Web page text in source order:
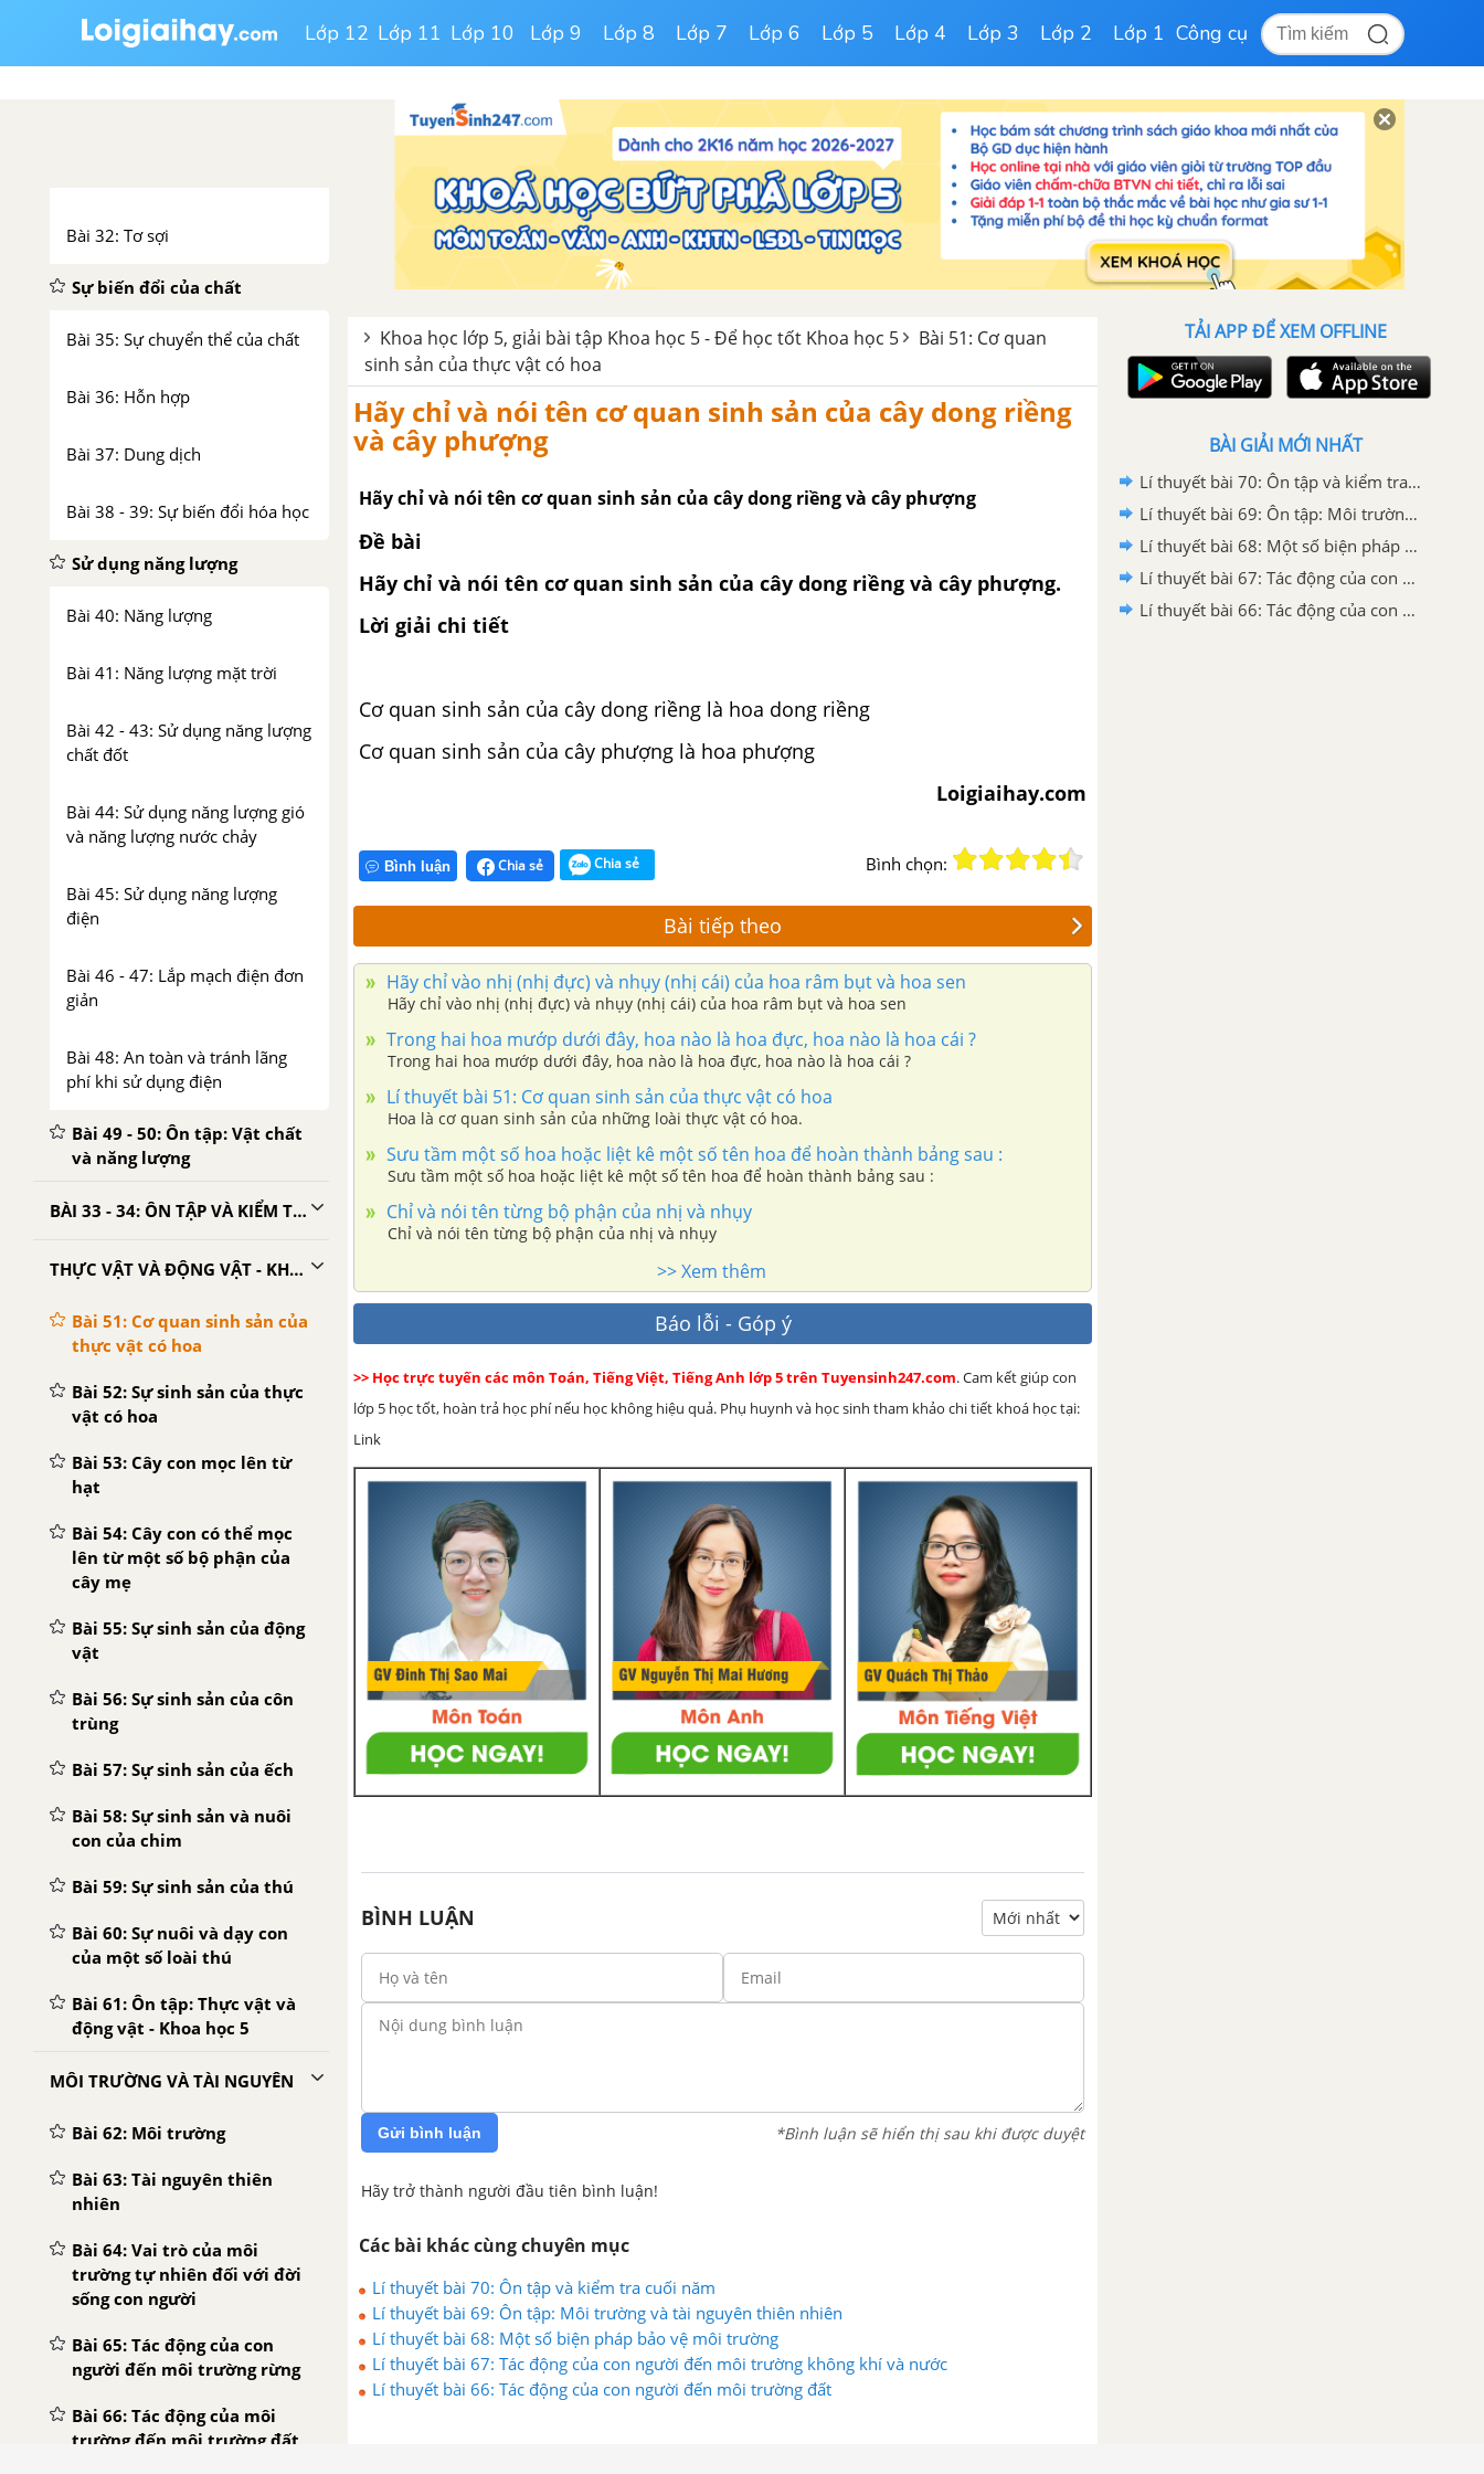
Lớp 12 Lớp 11 Lớp 10 Lớp 9 Lớp 8 Lớp 7 Lớp 6 Lớp 5 Lớp 4 Lớp 3 Lớp 2 Lớp 1 Công cụ
Bài 29: Thủy tinh
Bài 32: Tơ sợi
Sự biến đổi của chất
Bài 35: Sự chuyển thể của chất
Bài 36: Hỗn hợp
Bài 37: Dung dịch
Bài 38 - 39: Sự biến đổi hóa học
Sử dụng năng lượng
Bài 40: Năng lượng
Bài 41: Năng lượng mặt trời
Bài 42 - 43: Sử dụng năng lượng
chất đốt
Bài 44: Sử dụng năng lượng gió
và năng lượng nước chảy
Bài 45: Sử dụng năng lượng
điện
Bài 46 - 47: Lắp mạch điện đơn
giản
Bài 48: An toàn và tránh lãng
phí khi sử dụng điện
Bài 49 - 50: Ôn tập: Vật chất
và năng lượng
BÀI 33 - 34: ÔN TẬP VÀ KIỂM TRA HỌC KÌ I
THỰC VẬT VÀ ĐỘNG VẬT - KHOA HỌC 5
Bài 51: Cơ quan sinh sản của
thực vật có hoa
Bài 52: Sự sinh sản của thực
vật có hoa
Bài 53: Cây con mọc lên từ
hạt
Bài 54: Cây con có thể mọc
lên từ một số bộ phận của
cây mẹ
Bài 55: Sự sinh sản của động
vật
Bài 56: Sự sinh sản của côn
trùng
Bài 57: Sự sinh sản của ếch
Bài 58: Sự sinh sản và nuôi
con của chim
Bài 59: Sự sinh sản của thú
Bài 60: Sự nuôi và dạy con
của một số loài thú
Bài 61: Ôn tập: Thực vật và
động vật - Khoa học 5
MÔI TRƯỜNG VÀ TÀI NGUYÊN
Bài 62: Môi trường
Bài 63: Tài nguyên thiên
nhiên
Bài 64: Vai trò của môi
trường tự nhiên đối với đời
sống con người
Bài 65: Tác động của con
người đến môi trường rừng
Bài 66: Tác động của môi
trường đến môi trường đất
Khoa học lớp 5, giải bài tập Khoa học 5 - Để học tốt Khoa học 5
Bài 51: Cơ quan
sinh sản của thực vật có hoa
Hãy chỉ và nói tên cơ quan sinh sản của cây dong riềng
và cây phượng
Hãy chỉ và nói tên cơ quan sinh sản của cây dong riềng và cây phượng
Đề bài
Hãy chỉ và nói tên cơ quan sinh sản của cây dong riềng và cây phượng.
Lời giải chi tiết
Cơ quan sinh sản của cây dong riềng là hoa dong riềng
Cơ quan sinh sản của cây phượng là hoa phượng
Loigiaihay.com
Bình luận Chia sẻ Chia sẻ Bình chọn:
Bài tiếp theo
Hãy chỉ vào nhị (nhị đực) và nhụy (nhị cái) của hoa râm bụt và hoa sen
Hãy chỉ vào nhị (nhị đực) và nhụy (nhị cái) của hoa râm bụt và hoa sen
Trong hai hoa mướp dưới đây, hoa nào là hoa đực, hoa nào là hoa cái ?
Trong hai hoa mướp dưới đây, hoa nào là hoa đực, hoa nào là hoa cái ?
Lí thuyết bài 51: Cơ quan sinh sản của thực vật có hoa
Hoa là cơ quan sinh sản của những loài thực vật có hoa.
Sưu tầm một số hoa hoặc liệt kê một số tên hoa để hoàn thành bảng sau :
Sưu tầm một số hoa hoặc liệt kê một số tên hoa để hoàn thành bảng sau :
Chỉ và nói tên từng bộ phận của nhị và nhụy
Chỉ và nói tên từng bộ phận của nhị và nhụy
>> Xem thêm
Báo lỗi - Góp ý
>> Học trực tuyến các môn Toán, Tiếng Việt, Tiếng Anh lớp 5 trên Tuyensinh247.com. Cam kết giúp con
lớp 5 học tốt, hoàn trả học phí nếu học không hiệu quả. Phụ huynh và học sinh tham khảo chi tiết khoá học tại:
Link
BÌNH LUẬN
Gửi bình luận *Bình luận sẽ hiển thị sau khi được duyệt
Hãy trở thành người đầu tiên bình luận!
Các bài khác cùng chuyên mục
Lí thuyết bài 70: Ôn tập và kiểm tra cuối năm
Lí thuyết bài 69: Ôn tập: Môi trường và tài nguyên thiên nhiên
Lí thuyết bài 68: Một số biện pháp bảo vệ môi trường
Lí thuyết bài 67: Tác động của con người đến môi trường không khí và nước
Lí thuyết bài 66: Tác động của con người đến môi trường đất
TẢI APP ĐỂ XEM OFFLINE
BÀI GIẢI MỚI NHẤT
Lí thuyết bài 70: Ôn tập và kiểm tra cuối năm
Lí thuyết bài 69: Ôn tập: Môi trường và tài nguyên thiên nhiên
Lí thuyết bài 68: Một số biện pháp bảo vệ môi trường
Lí thuyết bài 67: Tác động của con người đến môi trường không khí và nước
Lí thuyết bài 66: Tác động của con người đến môi trường đất